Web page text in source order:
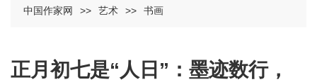
中国作家网 >> 艺术 >> 书画
正月初七是“人日”：墨迹数行，